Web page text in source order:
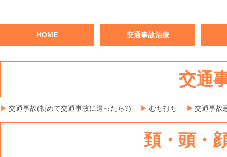
HOME 交通事故治療
交通
交通事故(初めて交通事故に遭ったら?) むち打ち 交通事故
頚・頭・